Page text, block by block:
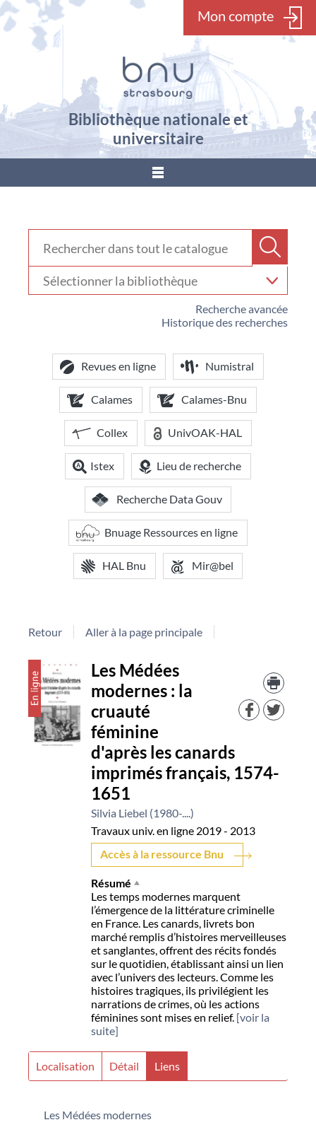
Mon compte
Bibliothèque nationale et
universitaire
???
Recherche avancée
Historique des recherches
votre
bibliothèque
Revues en ligne Numistral
Calames Calames-Bnu
Collex UnivOAK-HAL
Istex Lieu de recherche
Recherche Data Gouv
Bnuage Ressources en ligne
HAL Bnu Mir@bel
Retour Aller à la page principale
Détail
document
Les Médées
modernes : la
cruauté
féminine
d'après les canards
imprimés français, 1574-
1651
Silvia Liebel (1980-....)
Travaux univ. en ligne 2019 - 2013
Accès à la ressource Bnu
Résumé
Les temps modernes marquent
l’émergence de la littérature criminelle
en France. Les canards, livrets bon
marché remplis d’histoires merveilleuses
et sanglantes, offrent des récits fondés
sur le quotidien, établissant ainsi un lien
avec l’univers des lecteurs. Comme les
histoires tragiques, ils privilégient les
narrations de crimes, où les actions
féminines sont mises en relief. [voir la
suite]
Localisation Détail Liens
Les Médées modernes